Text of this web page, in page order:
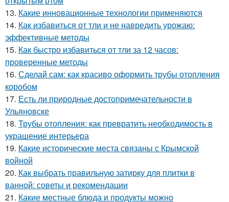
13. Какие инновационные технологии применяются
14. Как избавиться от тли и не навредить урожаю:
эффективные методы
15. Как быстро избавиться от тли за 12 часов:
проверенные методы
16. Сделай сам: как красиво оформить трубы отопления
коробом
17. Есть ли природные достопримечательности в
Ульяновске
18. Трубы отопления: как превратить необходимость в
украшение интерьера
19. Какие исторические места связаны с Крымской
войной
20. Как выбрать правильную затирку для плитки в
ванной: советы и рекомендации
21. Какие местные блюда и продукты можно